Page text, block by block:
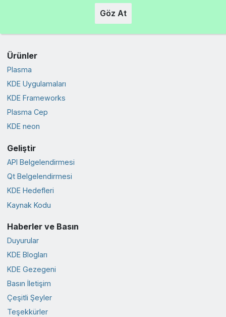
Göz At
Ürünler
Plasma
KDE Uygulamaları
KDE Frameworks
Plasma Cep
KDE neon
Geliştir
API Belgelendirmesi
Qt Belgelendirmesi
KDE Hedefleri
Kaynak Kodu
Haberler ve Basın
Duyurular
KDE Blogları
KDE Gezegeni
Basın İletişim
Çeşitli Şeyler
Teşekkürler